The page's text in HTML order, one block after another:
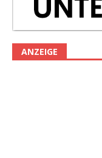
ANZEIGE